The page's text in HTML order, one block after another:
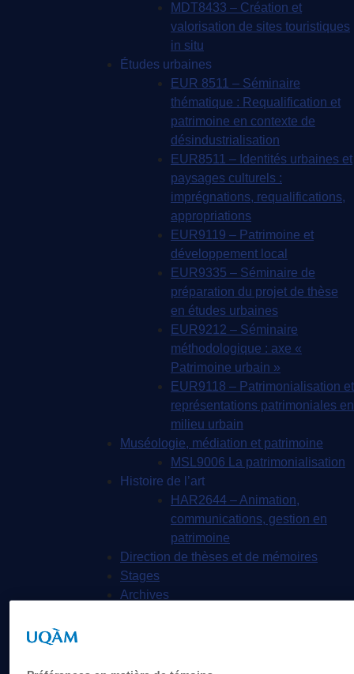
MDT8433 – Création et
valorisation de sites touristiques
in situ
Études urbaines
EUR 8511 – Séminaire
thématique : Requalification et
patrimoine en contexte de
désindustrialisation
EUR8511 – Identités urbaines et
paysages culturels :
imprégnations, requalifications,
appropriations
EUR9119 – Patrimoine et
développement local
EUR9335 – Séminaire de
préparation du projet de thèse
en études urbaines
EUR9212 – Séminaire
méthodologique : axe «
Patrimoine urbain »
EUR9118 – Patrimonialisation et
représentations patrimoniales en
milieu urbain
Muséologie, médiation et patrimoine
MSL9006 La patrimonialisation
Histoire de l’art
HAR2644 – Animation,
communications, gestion en
patrimoine
Direction de thèses et de mémoires
Stages
Archives
MSL9005 – La